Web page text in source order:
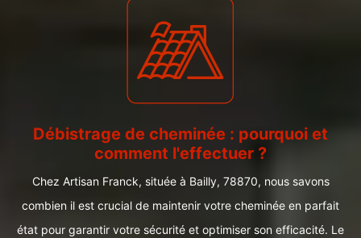
Débistrage de cheminée : pourquoi et
comment l'effectuer ?
Chez Artisan Franck, située à Bailly, 78870, nous savons
combien il est crucial de maintenir votre cheminée en parfait
état pour garantir votre sécurité et optimiser son efficacité. Le